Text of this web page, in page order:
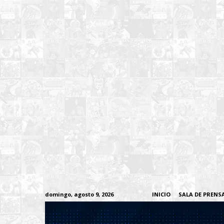
domingo, agosto 9, 2026 INICIO SALA DE